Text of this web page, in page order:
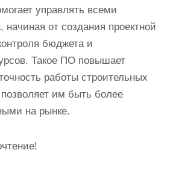
управлять всеми
начиная от создания проектной
бюджета и
Такое ПО повышает
работы строительных
им быть более
на рынке.